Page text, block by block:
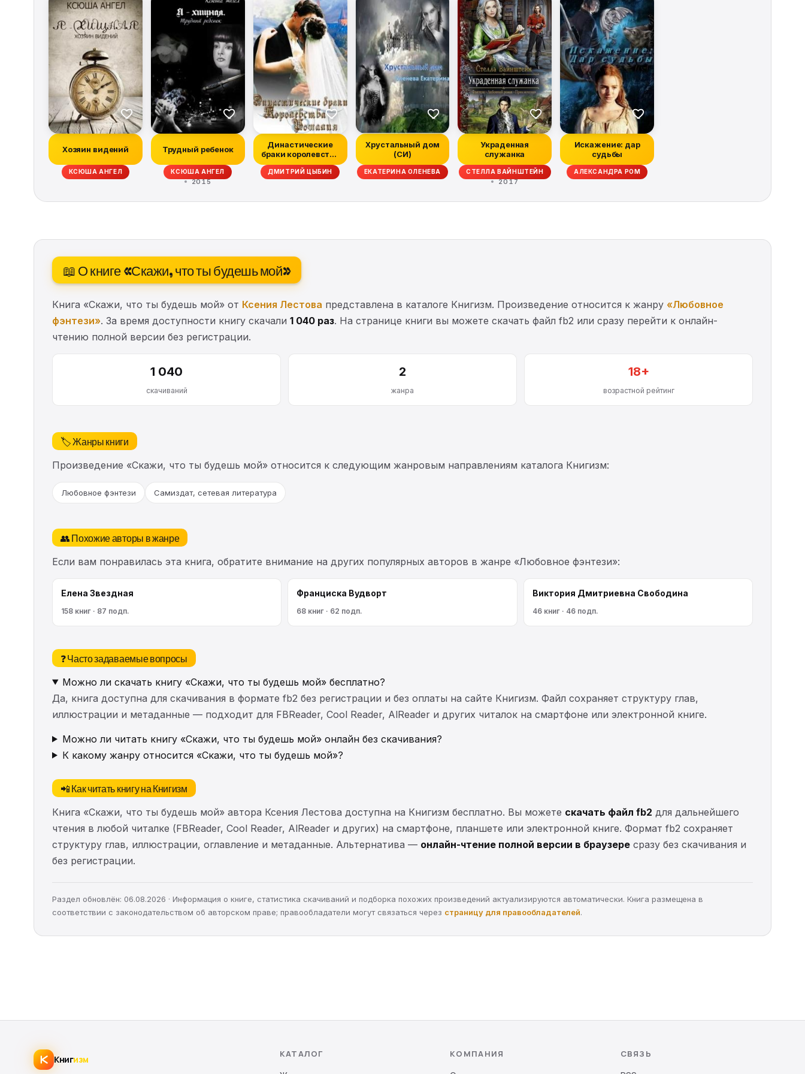
Хозяин видений
КСЮША АНГЕЛ
Трудный ребенок
КСЮША АНГЕЛ
2015
Династические
браки королевства
Рошалия
ДМИТРИЙ ЦЫБИН
Хрустальный дом
(СИ)
ЕКАТЕРИНА ОЛЕНЕВА
Украденная
служанка
СТЕЛЛА ВАЙНШТЕЙН
2017
Искажение: дар
судьбы
АЛЕКСАНДРА РОМ
📖 О книге «Скажи, что ты будешь мой»
Книга «Скажи, что ты будешь мой» от Ксения Лестова представлена в каталоге Книгизм. Произведение относится к жанру «Любовное
фэнтези». За время доступности книгу скачали 1 040 раз. На странице книги вы можете скачать файл fb2 или сразу перейти к онлайн-
чтению полной версии без регистрации.
1 040
скачиваний
2
жанра
18+
возрастной рейтинг
🏷️ Жанры книги
Произведение «Скажи, что ты будешь мой» относится к следующим жанровым направлениям каталога Книгизм:
Любовное фэнтези Самиздат, сетевая литература
👥 Похожие авторы в жанре
Если вам понравилась эта книга, обратите внимание на других популярных авторов в жанре «Любовное фэнтези»:
Елена Звездная
158 книг · 87 подп.
Франциска Вудворт
68 книг · 62 подп.
Виктория Дмитриевна Свободина
46 книг · 46 подп.
❓ Часто задаваемые вопросы
Можно ли скачать книгу «Скажи, что ты будешь мой» бесплатно?
Да, книга доступна для скачивания в формате fb2 без регистрации и без оплаты на сайте Книгизм. Файл сохраняет структуру глав,
иллюстрации и метаданные — подходит для FBReader, Cool Reader, AlReader и других читалок на смартфоне или электронной книге.
Можно ли читать книгу «Скажи, что ты будешь мой» онлайн без скачивания?
К какому жанру относится «Скажи, что ты будешь мой»?
📲 Как читать книгу на Книгизм
Книга «Скажи, что ты будешь мой» автора Ксения Лестова доступна на Книгизм бесплатно. Вы можете скачать файл fb2 для дальнейшего
чтения в любой читалке (FBReader, Cool Reader, AlReader и других) на смартфоне, планшете или электронной книге. Формат fb2 сохраняет
структуру глав, иллюстрации, оглавление и метаданные. Альтернатива — онлайн-чтение полной версии в браузере сразу без скачивания и
без регистрации.
Раздел обновлён: 06.08.2026 · Информация о книге, статистика скачиваний и подборка похожих произведений актуализируются автоматически. Книга размещена в
соответствии с законодательством об авторском праве; правообладатели могут связаться через страницу для правообладателей.
Книгизм
КАТАЛОГ КОМПАНИЯ СВЯЗЬ